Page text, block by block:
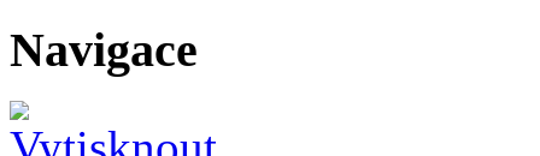
Navigace